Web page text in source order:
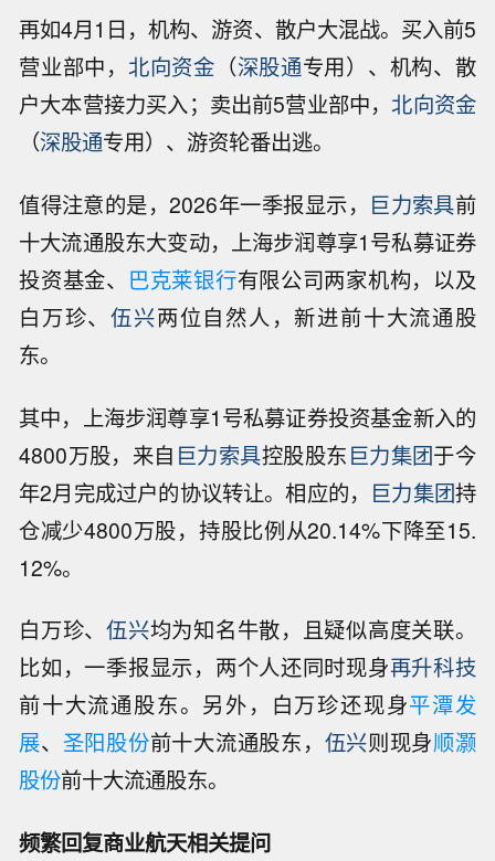
再如4月1日，机构、游资、散户大混战。买入前5
营业部中， 北向资金 （深股通专用）、机构、散
户大本营接力买入；卖出前5营业部中， 北向资金
（深股通专用）、游资轮番出逃。
值得注意的是，2026年一季报显示， 巨力索具前
十大流通股东大变动，上海步润尊享1号私募证券
投资基金、 巴克莱银行有限公司两家机构，以及
白万珍、伍兴两位自然人，新进前十大流通股
东。
其中，上海步润尊享1号私募证券投资基金新入的
4800万股，来自 巨力索具控股股东巨力集团于今
年2月完成过户的协议转让。相应的， 巨力集团持
仓减少4800万股，持股比例从20.14%下降至15.
12%。
白万珍、伍兴均为知名牛散，且疑似高度关联。
比如，一季报显示，两个人还同时现身再升科技
前十大流通股东。另外，白万珍还现身平潭发
展、 圣阳股份前十大流通股东， 伍兴则现身顺灏
股份前十大流通股东。
频繁回复商业航天相关提问